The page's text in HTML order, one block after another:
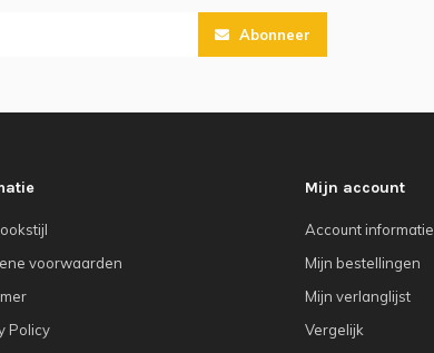
Abonneer
voorwaarden
Policy
Mijn account
Account informatie
Mijn bestellingen
Mijn verlanglijst
Vergelijk